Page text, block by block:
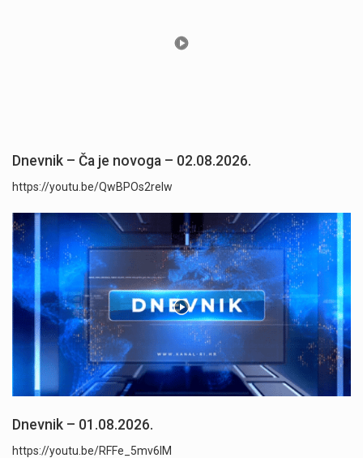
Dnevnik – Ča je novoga – 02.08.2026.
https://youtu.be/QwBPOs2reIw
Dnevnik – 01.08.2026.
https://youtu.be/RFFe_5mv6lM